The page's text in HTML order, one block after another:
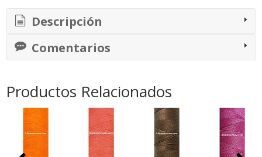
Descripción
Comentarios
Productos Relacionados